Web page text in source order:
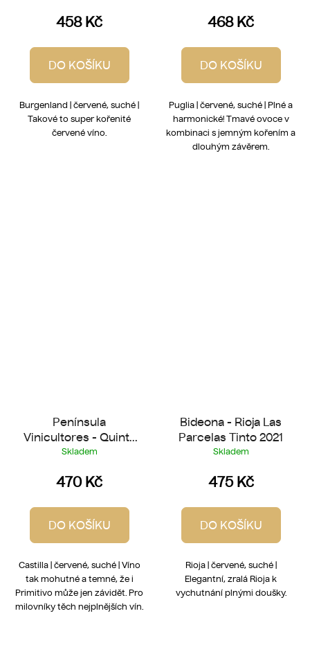
458 Kč
DO KOŠÍKU
Burgenland | červené, suché |
Takové to super kořenité
červené víno.
468 Kč
DO KOŠÍKU
Puglia | červené, suché | Plné a
harmonické! Tmavé ovoce v
kombinaci s jemným kořením a
dlouhým závěrem.
Península
Vinicultores - Quinta
de Quercus 2021
Skladem
470 Kč
DO KOŠÍKU
Castilla | červené, suché | Víno
tak mohutné a temné, že i
Primitivo může jen závidět. Pro
milovníky těch nejplnějších vín.
Bideona - Rioja Las
Parcelas Tinto 2021
Skladem
475 Kč
DO KOŠÍKU
Rioja | červené, suché |
Elegantní, zralá Rioja k
vychutnání plnými doušky.